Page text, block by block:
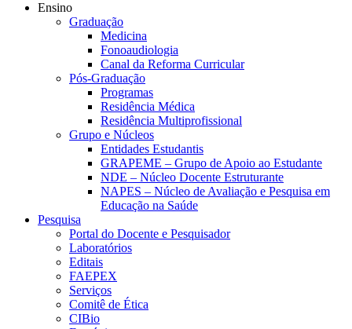
Ensino
Graduação
Medicina
Fonoaudiologia
Canal da Reforma Curricular
Pós-Graduação
Programas
Residência Médica
Residência Multiprofissional
Grupo e Núcleos
Entidades Estudantis
GRAPEME – Grupo de Apoio ao Estudante
NDE – Núcleo Docente Estruturante
NAPES – Núcleo de Avaliação e Pesquisa em
Educação na Saúde
Pesquisa
Portal do Docente e Pesquisador
Laboratórios
Editais
FAEPEX
Serviços
Comitê de Ética
CIBio